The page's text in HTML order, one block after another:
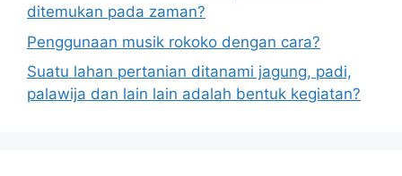
ditemukan pada zaman?
Penggunaan musik rokoko dengan cara?
Suatu lahan pertanian ditanami jagung, padi,
palawija dan lain lain adalah bentuk kegiatan?